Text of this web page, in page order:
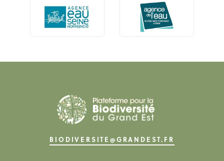
BIODIVERSITE@GRANDEST.FR